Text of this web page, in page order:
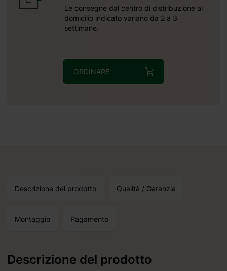
Le consegne dal centro di distribuzione al
domicilio indicato variano da 2 a 3
settimane.
ORDINARE
Descrizione del prodotto Qualità / Garanzia
Montaggio Pagamento
Descrizione del prodotto